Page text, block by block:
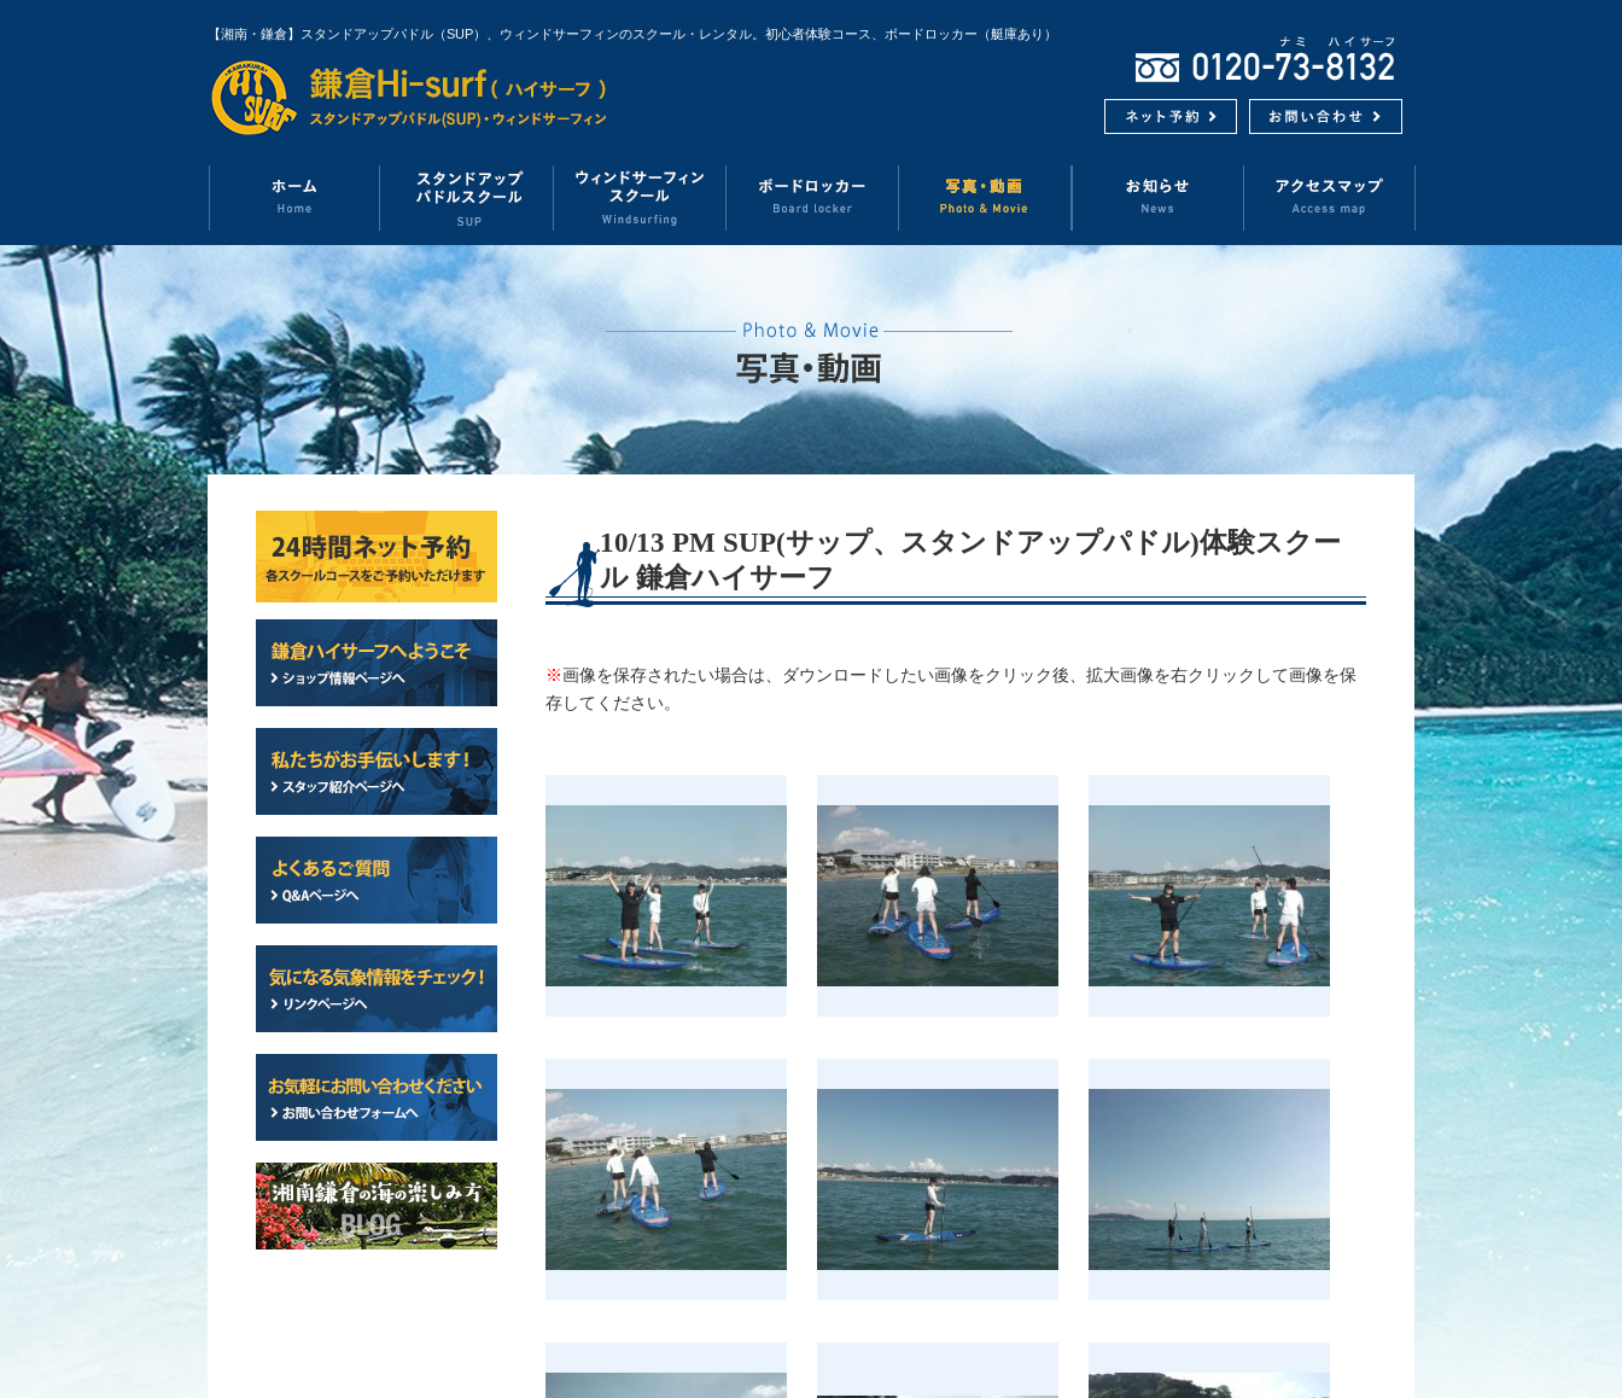
【湘南・鎌倉】スタンドアップパドル（SUP）、ウィンドサーフィンのスクール・レンタル。初心者体験コース、ボードロッカー（艇庫あり）
10/13 PM SUP(サップ、スタンドアップパドル)体験スクー
ル 鎌倉ハイサーフ
※画像を保存されたい場合は、ダウンロードしたい画像をクリック後、拡大画像を右クリックして画像を保
存してください。